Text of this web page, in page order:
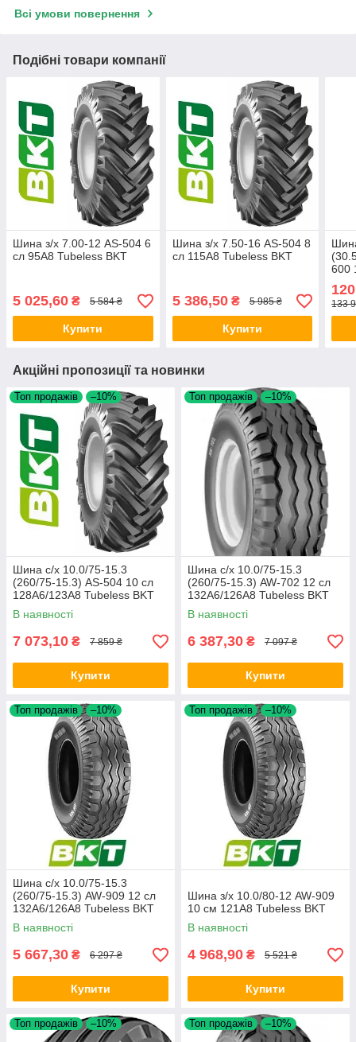
Всі умови повернення
Подібні товари компанії
Шина з/х 7.00-12 AS-504 6
сл 95A8 Tubeless BKT
5 025,60 ₴ 5 584 ₴
Купити
Шина з/х 7.50-16 AS-504 8
сл 115A8 Tubeless BKT
5 386,50₴ 5 985 ₴
Купити
600
BKT
133
Акційні пропозиції та новинки
Топ продажів –10%
Шина с/х 10.0/75-15.3
(260/75-15.3) AS-504 10 сл
128A6/123A8 Tubeless BKT
В наявності
7 073,10 ₴ 7 859 ₴
Купити
Топ продажів –10%
Шина с/х 10.0/75-15.3
(260/75-15.3) AW-702 12 сл
132A6/126A8 Tubeless BKT
В наявності
6 387,30 ₴ 7 097 ₴
Купити
Топ продажів –10%
Шина с/х 10.0/75-15.3
(260/75-15.3) AW-909 12 сл
132A6/126A8 Tubeless BKT
В наявності
5 667,30 ₴ 6 297 ₴
Купити
Топ продажів –10%
Шина з/х 10.0/80-12 AW-909
10 см 121A8 Tubeless BKT
В наявності
4 968,90 ₴ 5 521 ₴
Купити
Топ продажів –10% Топ продажів –10%